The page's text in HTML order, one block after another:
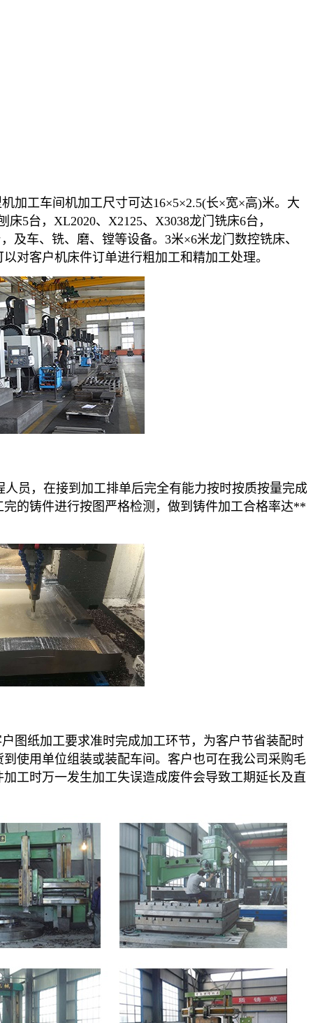
工车间机加工尺寸可达16×5×2.5(长×宽×高)米。大
5台，XL2020、X2125、X3038龙门铣床6台，
及车、铣、磨、镗等设备。3米×6米龙门数控铣床、
对客户机床件订单进行粗加工和精加工处理。
员，在接到加工排单后完全有能力按时按质按量完成
的铸件进行按图严格检测，做到铸件加工合格率达**
图纸加工要求准时完成加工环节，为客户节省装配时
使用单位组装或装配车间。客户也可在我公司采购毛
工时万一发生加工失误造成废件会导致工期延长及直